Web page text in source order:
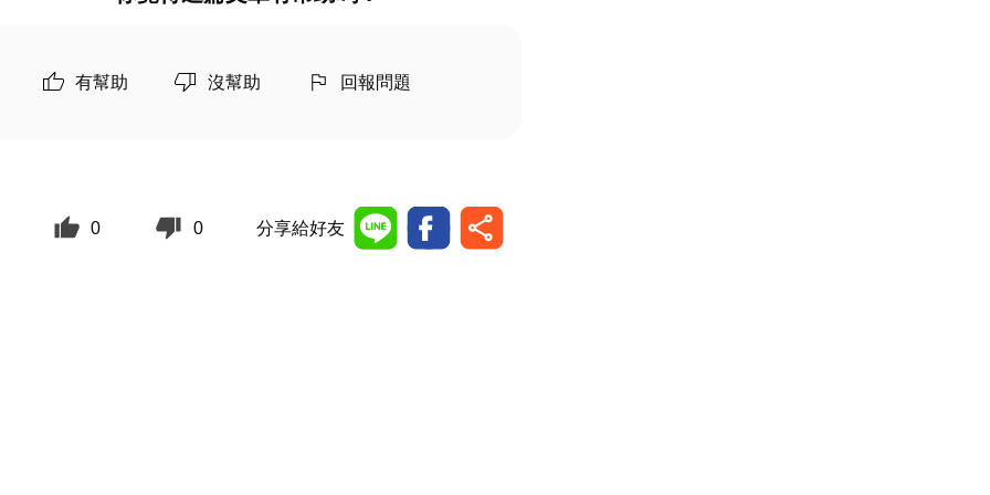
有幫助 沒幫助 回報問題
0 0 分享給好友